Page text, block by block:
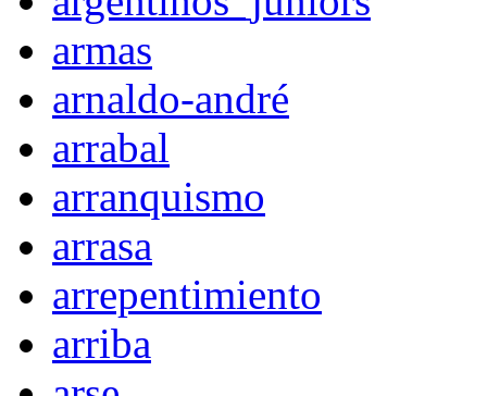
armas
arnaldo-andré
arrabal
arranquismo
arrasa
arrepentimiento
arriba